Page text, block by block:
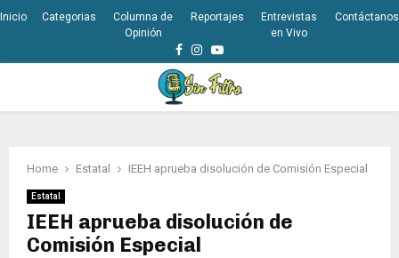
Inicio Categorias
Columna de
Opinión
Reportajes
Entrevistas
en Vivo
Contáctanos
Facebook
Instagram
Youtube
Home Estatal IEEH aprueba disolución de Comisión Especial
Estatal
IEEH aprueba disolución de
Comisión Especial